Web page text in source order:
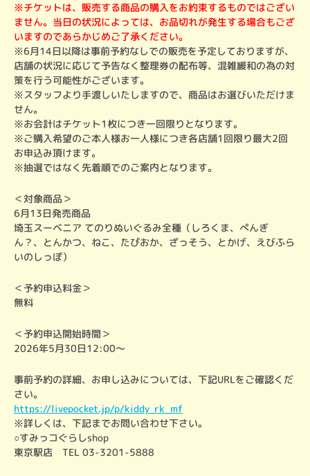
※チケットは、販売する商品の購入をお約束するものではござい
ません。当日の状況によっては、お品切れが発生する場合もござ
いますのであらかじめご了承ください。
※6月14日以降は事前予約なしでの販売を予定しておりますが、
店舗の状況に応じて予告なく整理券の配布等、混雑緩和の為の対
策を行う可能性がございます。
※スタッフより手渡しいたしますので、商品はお選びいただけま
せん。
※お会計はチケット1枚につき一回限りとなります。
※ご購入希望のご本人様お一人様につき各店舗1回限り最大2回
お申込み頂けます。
※抽選ではなく先着順でのご案内となります。
＜対象商品＞
6月13日発売商品
埼玉スーベニア てのりぬいぐるみ全種（しろくま、ぺんぎ
ん？、とんかつ、ねこ、たぴおか、ざっそう、とかげ、えびふら
いのしっぽ）
＜予約申込料金＞
無料
＜予約申込開始時間＞
2026年5月30日12:00～
事前予約の詳細、お申し込みについては、下記URLをご確認くだ
https://livepocket.jp/p/kiddy_rk_mf
※詳しくは、下記までお問い合わせ下さい。
○すみっコぐらしshop
東京駅店　TEL 03-3201-5888